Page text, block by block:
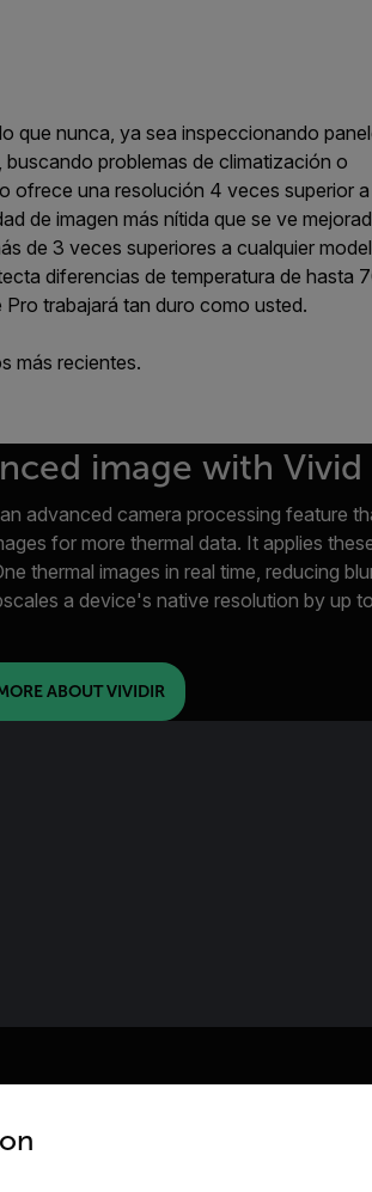
que nunca, ya sea inspeccionando
problemas de climatización o
ofrece una resolución 4 veces superior a
de imagen más nítida que se ve
de 3 veces superiores a cualquier
diferencias de temperatura de hasta
trabajará tan duro como usted.
más recientes.
image with Vivid
advanced camera processing feature
for more thermal data. It applies
thermal images in real time, reducing
a device's native resolution by up
ABOUT VIVIDIR
su borde con
de inspección
to access the appropriate version of